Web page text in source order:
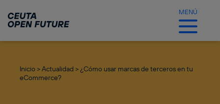
contenido
principal
MENÚ
Inicio >Actualidad >¿Cómo usar marcas de terceros en tu
eCommerce?